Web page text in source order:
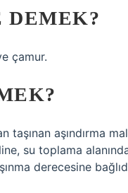
DEMEK?
çamur.
taşınan aşındırma
su toplama
derecesine